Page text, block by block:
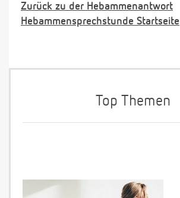
Zurück zu der Hebammenantwort
Hebammensprechstunde Startseite
Top Themen